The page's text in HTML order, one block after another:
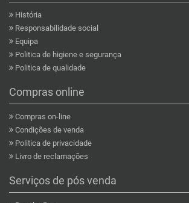
História
Responsabilidade social
Equipa
Politica de higiene e segurança
Politica de qualidade
Compras online
Compras on-line
Condições de venda
Politica de privacidade
Livro de reclamações
Serviços de pós venda